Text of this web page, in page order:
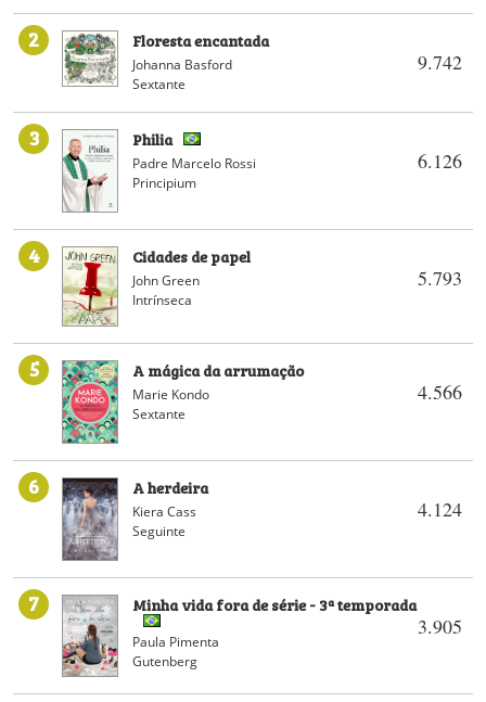
2
9.742
Floresta encantada
Johanna Basford
Sextante
3
6.126
Philia
Padre Marcelo Rossi
Principium
4
5.793
Cidades de papel
John Green
Intrínseca
5
4.566
A mágica da arrumação
Marie Kondo
Sextante
6
4.124
A herdeira
Kiera Cass
Seguinte
7
3.905
Minha vida fora de série - 3ª temporada
Paula Pimenta
Gutenberg